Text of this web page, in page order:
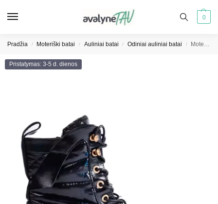
0
Pradžia / Moteriški batai / Auliniai batai / Odiniai auliniai batai / Moteriški maišytuvai ant storo juodo pado
Pristatymas: 3-5 d. dienos